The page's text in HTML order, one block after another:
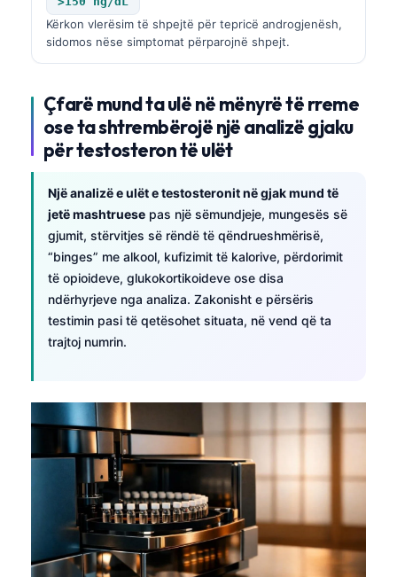
Kërkon vlerësim të shpejtë për tepricë androgjenësh,
sidomos nëse simptomat përparojnë shpejt.
Çfarë mund ta ulë në mënyrë të rreme
ose ta shtrembërojë një analizë gjaku
për testosteron të ulët
Një analizë e ulët e testosteronit në gjak mund të
jetë mashtruese pas një sëmundjeje, mungesës së
gjumit, stërvitjes së rëndë të qëndrueshmërisë,
“binges” me alkool, kufizimit të kalorive, përdorimit
të opioideve, glukokortikoideve ose disa
ndërhyrjeve nga analiza. Zakonisht e përsëris
testimin pasi të qetësohet situata, në vend që ta
trajtoj numrin.
Bahasa Indonesia
Հայերեն
Íslenska
Српски језик
Svenska
Bosanski
日本語
Čeština
ქართული
Русский
Lietuvių kalba
Polski
한국어
Slovenščina
Magyar
اردو
मराठी